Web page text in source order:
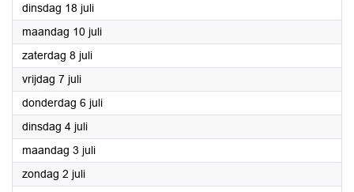
dinsdag 18 juli2023
maandag 10 juli2023
zaterdag 8 juli2023
vrijdag 7 juli2023
donderdag 6 juli2023
dinsdag 4 juli2023
maandag 3 juli2023
zondag 2 juli2023